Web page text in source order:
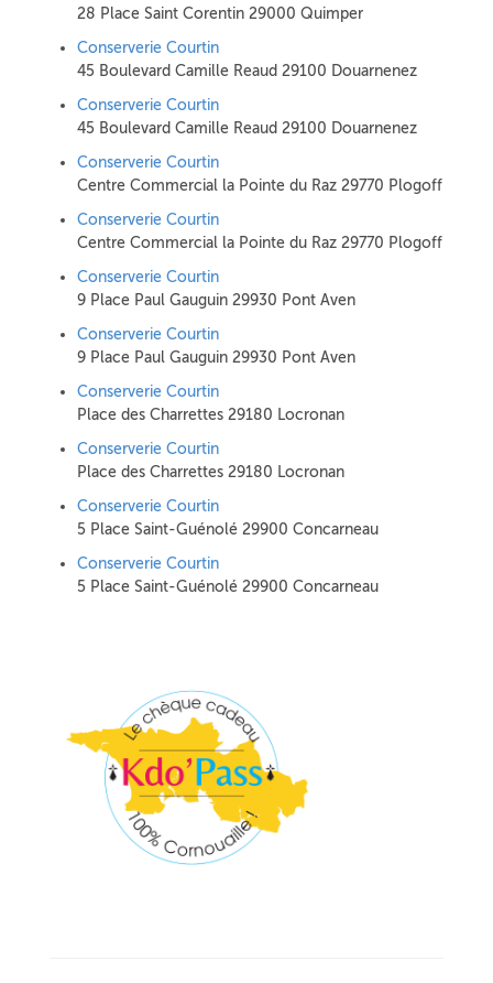
28 Place Saint Corentin 29000 Quimper
Conserverie Courtin
45 Boulevard Camille Reaud 29100 Douarnenez
Conserverie Courtin
45 Boulevard Camille Reaud 29100 Douarnenez
Conserverie Courtin
Centre Commercial la Pointe du Raz 29770 Plogoff
Conserverie Courtin
Centre Commercial la Pointe du Raz 29770 Plogoff
Conserverie Courtin
9 Place Paul Gauguin 29930 Pont Aven
Conserverie Courtin
9 Place Paul Gauguin 29930 Pont Aven
Conserverie Courtin
Place des Charrettes 29180 Locronan
Conserverie Courtin
Place des Charrettes 29180 Locronan
Conserverie Courtin
5 Place Saint-Guénolé 29900 Concarneau
Conserverie Courtin
5 Place Saint-Guénolé 29900 Concarneau